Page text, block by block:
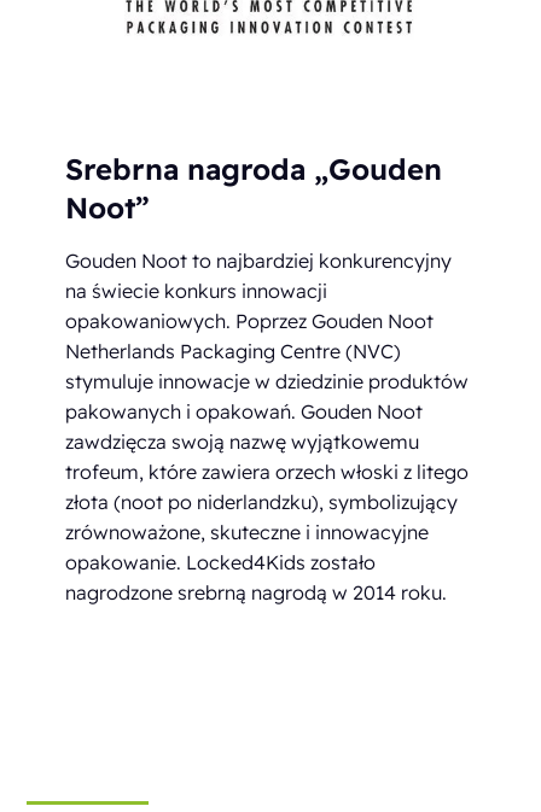
Srebrna nagroda „Gouden
Noot”
Gouden Noot to najbardziej konkurencyjny
na świecie konkurs innowacji
opakowaniowych. Poprzez Gouden Noot
Netherlands Packaging Centre (NVC)
stymuluje innowacje w dziedzinie produktów
pakowanych i opakowań. Gouden Noot
zawdzięcza swoją nazwę wyjątkowemu
trofeum, które zawiera orzech włoski z litego
złota (noot po niderlandzku), symbolizujący
zrównoważone, skuteczne i innowacyjne
opakowanie. Locked4Kids zostało
nagrodzone srebrną nagrodą w 2014 roku.